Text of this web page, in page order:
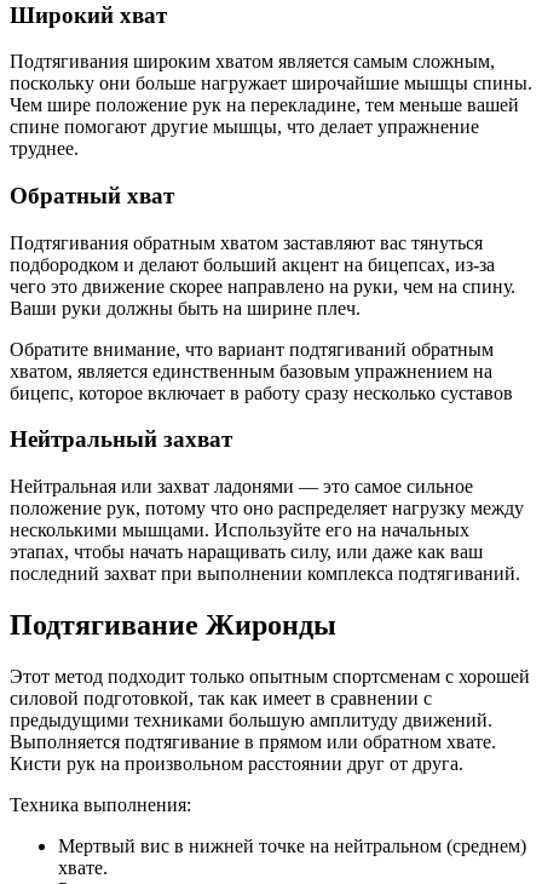
Широкий хват
Подтягивания широким хватом является самым сложным,
поскольку они больше нагружает широчайшие мышцы спины.
Чем шире положение рук на перекладине, тем меньше вашей
спине помогают другие мышцы, что делает упражнение
труднее.
Обратный хват
Подтягивания обратным хватом заставляют вас тянуться
подбородком и делают больший акцент на бицепсах, из-за
чего это движение скорее направлено на руки, чем на спину.
Ваши руки должны быть на ширине плеч.
Обратите внимание, что вариант подтягиваний обратным
хватом, является единственным базовым упражнением на
бицепс, которое включает в работу сразу несколько суставов
Нейтральный захват
Нейтральная или захват ладонями — это самое сильное
положение рук, потому что оно распределяет нагрузку между
несколькими мышцами. Используйте его на начальных
этапах, чтобы начать наращивать силу, или даже как ваш
последний захват при выполнении комплекса подтягиваний.
Подтягивание Жиронды
Этот метод подходит только опытным спортсменам с хорошей
силовой подготовкой, так как имеет в сравнении с
предыдущими техниками большую амплитуду движений.
Выполняется подтягивание в прямом или обратном хвате.
Кисти рук на произвольном расстоянии друг от друга.
Техника выполнения:
Мертвый вис в нижней точке на нейтральном (среднем)
хвате.